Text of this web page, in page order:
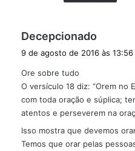
Decepcionado
e
:
9 de agosto de 2016 às 13:56
Ore sobre tudo
O versículo 18 diz: “Orem no
com toda oração e súplica;
atentos e perseverem na
Isso mostra que devemos
Temos que orar pelas